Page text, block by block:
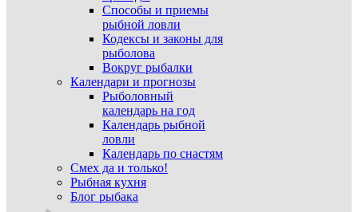
Способы и приемы
рыбной ловли
Кодексы и законы для
рыболова
Вокруг рыбалки
Календари и прогнозы
Рыболовный
календарь на год
Календарь рыбной
ловли
Календарь по снастям
Смех да и только!
Рыбная кухня
Блог рыбака